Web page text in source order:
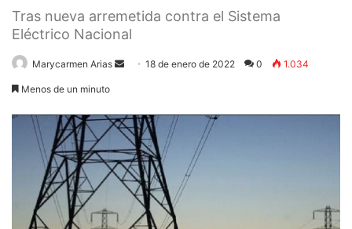
Tras nueva arremetida contra el Sistema
Eléctrico Nacional
Marycarmen Arias
Send18 de enero de 2022 0 1.034
Menos de un minuto